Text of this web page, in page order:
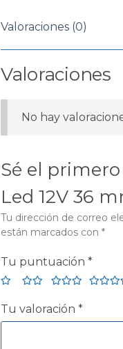
Valoraciones (0)
Valoraciones
No hay
Sé el
Led 12V 36
Tu dirección de correo
están marcados con *
Tu puntuación *
Tu valoración *